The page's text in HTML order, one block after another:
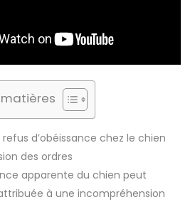
d’obéissance chez le chien
des ordres
apparente du chien peut
à une incompréhension